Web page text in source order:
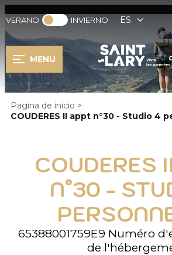
VERANO INVIERNO ES
MENU
Pagina de inicio >
COUDERES II appt n°30 - Studio 4
COUDERES
N°30 -
65388001759E9 Numéro
de